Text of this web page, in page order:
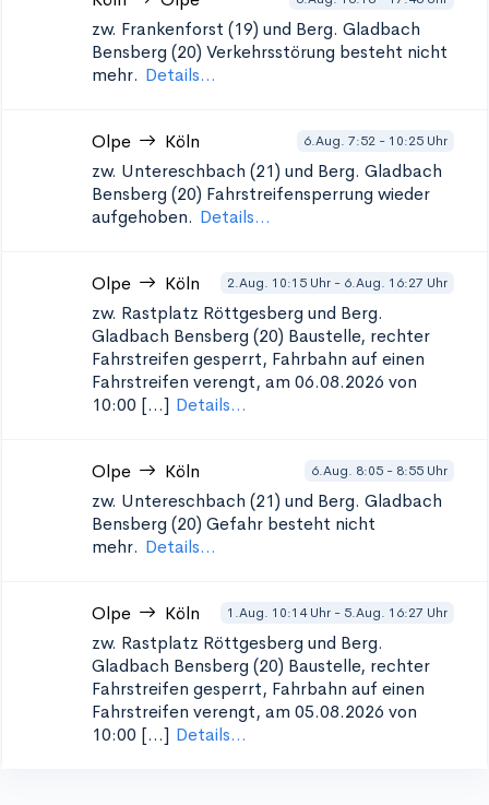
zw. Frankenforst (19) und Berg. Gladbach
Bensberg (20) Verkehrsstörung besteht nicht
mehr. Details...
Olpe Köln 6.Aug. 7:52 - 10:25 Uhr
zw. Untereschbach (21) und Berg. Gladbach
Bensberg (20) Fahrstreifensperrung wieder
aufgehoben. Details...
Olpe Köln 2.Aug. 10:15 Uhr - 6.Aug. 16:27 Uhr
zw. Rastplatz Röttgesberg und Berg.
Gladbach Bensberg (20) Baustelle, rechter
Fahrstreifen gesperrt, Fahrbahn auf einen
Fahrstreifen verengt, am 06.08.2026 von
10:00 [...] Details...
Olpe Köln 6.Aug. 8:05 - 8:55 Uhr
zw. Untereschbach (21) und Berg. Gladbach
Bensberg (20) Gefahr besteht nicht
mehr. Details...
Olpe Köln 1.Aug. 10:14 Uhr - 5.Aug. 16:27 Uhr
zw. Rastplatz Röttgesberg und Berg.
Gladbach Bensberg (20) Baustelle, rechter
Fahrstreifen gesperrt, Fahrbahn auf einen
Fahrstreifen verengt, am 05.08.2026 von
10:00 [...] Details...